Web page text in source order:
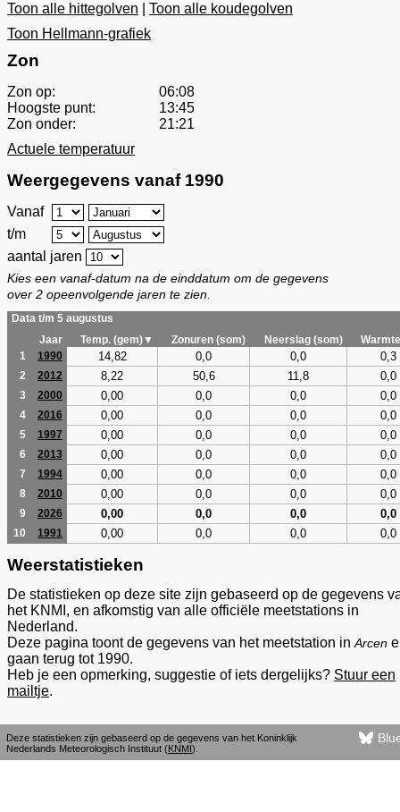
Toon alle hittegolven
Toon alle koudegolven
Toon Hellmann-grafiek
Zon
Zon op:
06:08
Hoogste punt:
13:45
Zon onder:
21:21
Actuele temperatuur
Weergegevens vanaf 1990
Vanaf
t/m
aantal jaren
Kies een vanaf-datum na de einddatum om de gegevens
over 2 opeenvolgende jaren te zien.
Data t/m 5 augustus
Jaar
Temp. (gem)▼ Zonuren (som) Neerslag (som)
1
1990 14,82 0,0 0,0 0,3
2 2012 8,22 50,6 11,8 0,0
3 2000 0,00 0,0 0,0 0,0
4 2016 0,00 0,0 0,0 0,0
5 1997 0,00 0,0 0,0 0,0
6 2013 0,00 0,0 0,0 0,0
7 1994 0,00 0,0 0,0 0,0
8 2010 0,00 0,0 0,0 0,0
9 2026 0,00 0,0 0,0 0,0
10 1991 0,00 0,0 0,0 0,0
Weerstatistieken
De statistieken op deze site zijn gebaseerd op de gegevens
het KNMI, en afkomstig van alle officiële meetstations in
Nederland.
Deze pagina toont de gegevens van het meetstation in Arcen
gaan terug tot 1990.
Heb je een opmerking, suggestie of iets dergelijks? Stuur een
mailtje.
Deze statistieken zijn gebaseerd op de gegevens van het Koninklijk
Nederlands Meteorologisch Instituut (KNMI).